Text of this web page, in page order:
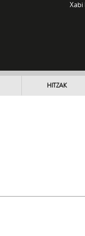
Xabi
HITZAK